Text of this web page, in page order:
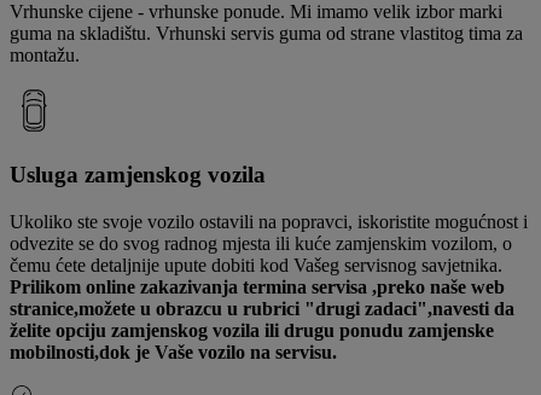
Vrhunske cijene - vrhunske ponude. Mi imamo velik izbor marki
guma na skladištu. Vrhunski servis guma od strane vlastitog tima za
montažu.
Usluga zamjenskog vozila
Ukoliko ste svoje vozilo ostavili na popravci, iskoristite mogućnost i
odvezite se do svog radnog mjesta ili kuće zamjenskim vozilom, o
čemu ćete detaljnije upute dobiti kod Vašeg servisnog savjetnika.
Prilikom online zakazivanja termina servisa ,preko naše web
stranice,možete u obrazcu u rubrici "drugi zadaci",navesti da
želite opciju zamjenskog vozila ili drugu ponudu zamjenske
mobilnosti,dok je Vaše vozilo na servisu.